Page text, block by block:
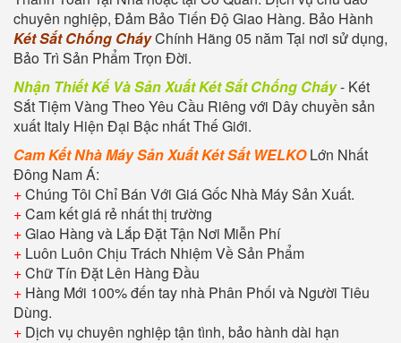
chuyên nghiệp, Đảm Bảo Tiến Độ Giao Hàng. Bảo Hành
Két Sắt Chống CháyChính Hãng 05 năm Tại nơi sử dụng,
Bảo Trì Sản Phẩm Trọn Đời.
Nhận Thiết Kế Và Sản Xuất Két Sắt Chống Cháy- Két
Sắt Tiệm Vàng Theo Yêu Cầu Riêng với Dây chuyền sản
xuất Italy Hiện Đại Bậc nhất Thế Giới.
Cam Kết Nhà Máy Sản Xuất Két Sắt WELKOLớn Nhất
Đông Nam Á:
+Chúng Tôi Chỉ Bán Với Giá Gốc Nhà Máy Sản Xuất.
+Cam kết giá rẻ nhất thị trường
+Giao Hàng và Lắp Đặt Tận Nơi Miễn Phí
+ Luôn Luôn Chịu Trách Nhiệm Về Sản Phẩm
+Chữ Tín Đặt Lên Hàng Đầu
+ Hàng Mới 100% đến tay nhà Phân Phối và Người Tiêu
Dùng.
+ Dịch vụ chuyên nghiệp tận tình, bảo hành dài hạn